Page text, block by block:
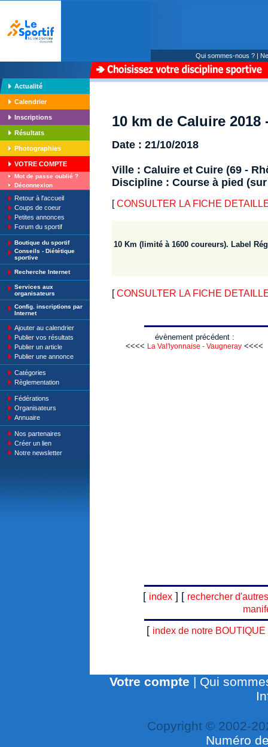
Qui sommes-nous ? |
Actualité
Calendrier
Inscriptions
Résultats
Photographies
VOTRE COMPTE
Mot de passe oublié ?
Déconnexion
Retour à l'accueil
Coups de coeur
Petites annonces
Forum du sportif
Boutique du sportif
Conseils - Diététique
sportive
Recherche Internet
Services aux
organisateurs
Config. inscriptions par
Internet
Ajouter au calendrier
Publier vos résultats
Publier un article
Publier une annonce
Catégories
Règlementation
Fédérations
Organisateurs
Annuaire
Nos partenaires
Créer un lien
Notre newsletter
10 km de Caluire
Date : 21/10/2018
Ville : Caluire et Cuire (69 -
Discipline : Course à pied
[CONSULTER LA FICHE
10 Km (limité à 1600 coureurs). Label
[CONSULTER LA FICHE
évènement précédent :
<<<< La Val'lyonnaise - Vaugneray <<<<
[ index ] [ rechercher
[ index de notre BOUTIQUE
Votre compte | Qui
Copyright © 2002-
Numéro